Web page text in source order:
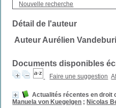
Nouvelle recherche
Détail de l'auteur
Auteur Aurélien
Documents disponibles
Faire une suggestion
Actualités récentes en droit
Manuela von Kuegelgen ; Nicolas